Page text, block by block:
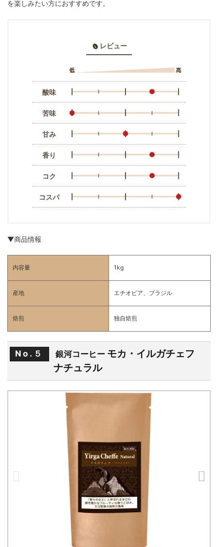
を楽しみたい方におすすめです。
レビュー
酸味
苦味
甘み
香り
コク
コスパ
▼商品情報
内容量 1kg
産地 エチオピア、ブラジル
焙煎 独自焙煎
No.５ 銀河コーヒー モカ・イルガチェフ
ナチュラル